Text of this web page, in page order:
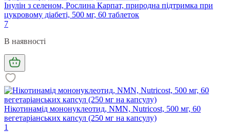
Інулін з селеном, Рослина Карпат, природна підтримка при
цукровому діабеті, 500 мг, 60 таблеток
7
В наявності
Нікотинамід мононуклеотид, NMN, Nutricost, 500 мг, 60
вегетаріанських капсул (250 мг на капсулу)
1